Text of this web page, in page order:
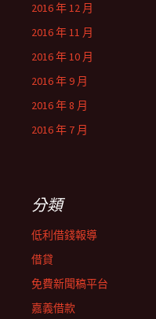
2016 年 12 月
2016 年 11 月
2016 年 10 月
2016 年 9 月
2016 年 8 月
2016 年 7 月
分類
低利借錢報導
借貸
免費新聞稿平台
嘉義借款